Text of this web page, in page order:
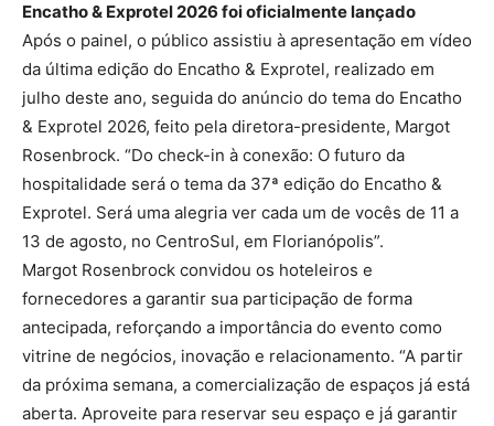
Encatho & Exprotel 2026 foi oficialmente lançado
Após o painel, o público assistiu à apresentação em vídeo
da última edição do Encatho & Exprotel, realizado em
julho deste ano, seguida do anúncio do tema do Encatho
& Exprotel 2026, feito pela diretora-presidente, Margot
Rosenbrock. “Do check-in à conexão: O futuro da
hospitalidade será o tema da 37ª edição do Encatho &
Exprotel. Será uma alegria ver cada um de vocês de 11 a
13 de agosto, no CentroSul, em Florianópolis”.
Margot Rosenbrock convidou os hoteleiros e
fornecedores a garantir sua participação de forma
antecipada, reforçando a importância do evento como
vitrine de negócios, inovação e relacionamento. “A partir
da próxima semana, a comercialização de espaços já está
aberta. Aproveite para reservar seu espaço e já garantir